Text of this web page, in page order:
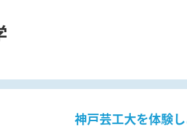
神戸芸工大を体験